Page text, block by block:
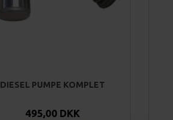
DIESEL PUMPE KOMPLET
495,00 DKK